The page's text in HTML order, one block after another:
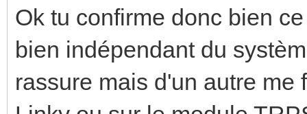
Ok tu confirme donc bien
bien indépendant du
rassure mais d'un autre